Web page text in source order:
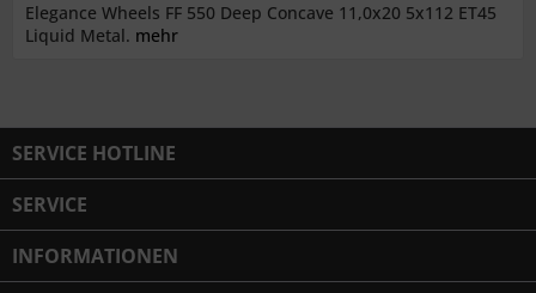
Elegance Wheels FF 550 Deep Concave 11,0x20 5x112 ET45
Liquid Metal. mehr
SERVICE HOTLINE
SERVICE
INFORMATIONEN